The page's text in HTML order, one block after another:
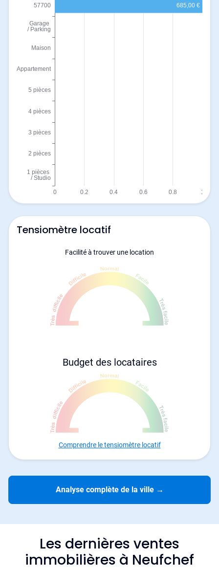
Tensiomètre locatif
Facilité à trouver une location
Budget des locataires
Comprendre le tensiomètre locatif
Analyse complète de la ville →
Les dernières ventes
immobilières à Neufchef